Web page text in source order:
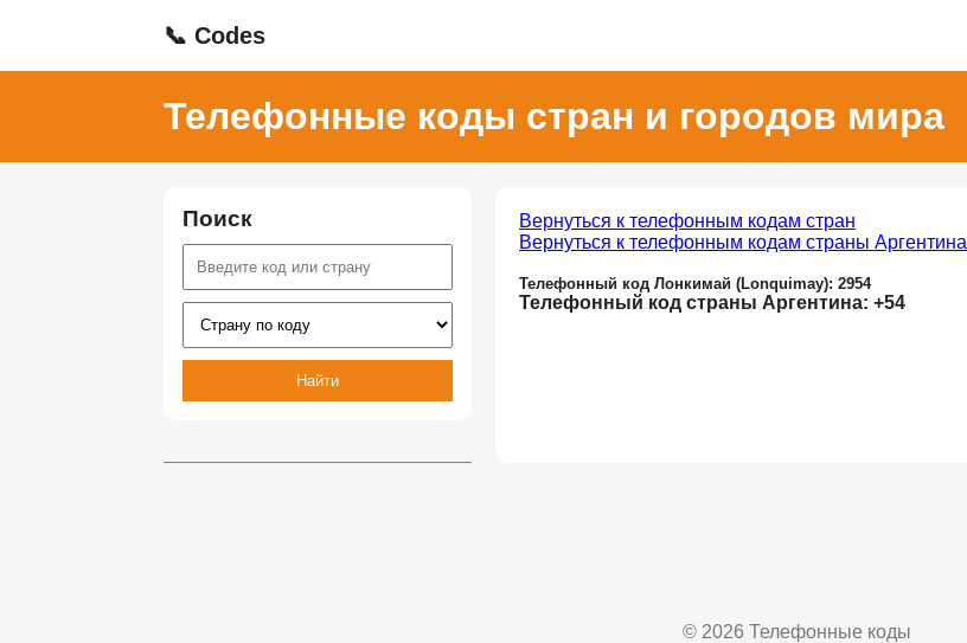
📞 Codes
Телефонные коды стран и городов мира
Поиск
Найти
Вернуться к телефонным кодам стран
Вернуться к телефонным кодам страны Аргентина
Телефонный код Лонкимай (Lonquimay): 2954
Телефонный код страны Аргентина: +54
© 2026 Телефонные коды